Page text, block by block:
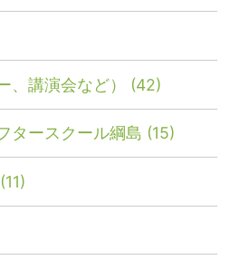
、講演会など） (42)
タースクール綱島 (15)
(11)